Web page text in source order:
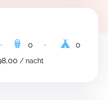
0
0
/ nacht